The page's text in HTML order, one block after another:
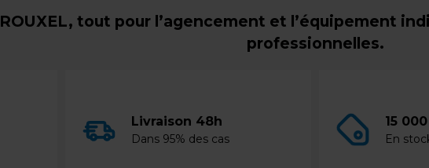
ROUXEL, tout pour l’agencement et l’équipement
professionnelles.
Livraison 48h
Dans 95% des cas
15
En